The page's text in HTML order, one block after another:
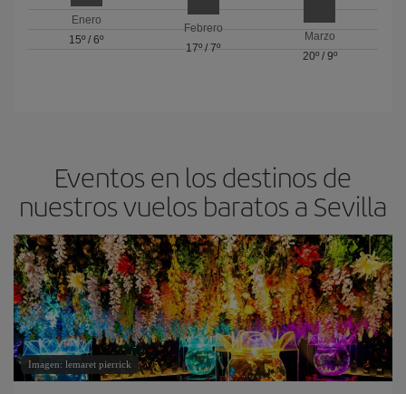
Enero
15º /6º
Febrero
17º / 7º
Marzo
20º/ 9º
Eventos en los destinos de
nuestros vuelos baratos a Sevilla
Imagen: lemaret pierrick